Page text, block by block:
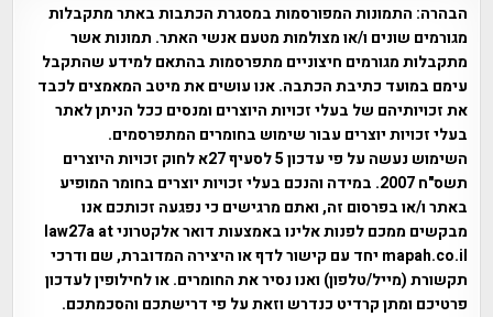
הבהרה: התמונות המפורסמות במסגרת הכתבות באתר מתקבלות
מגורמים שונים ו/או מצולמות מטעם אנשי האתר. תמונות אשר
מתקבלות מגורמים חיצוניים מתפרסמות בהתאם למידע שהתקבל
עימם במועד כתיבת הכתבה. אנו עושים את מיטב המאמצים לכבד
את זכויותיהם של בעלי זכויות היוצרים ומנסים ככל הניתן לאתר
בעלי זכויות יוצרים עבור שימוש בחומרים המתפרסמים.
השימוש נעשה על פי עדכון 5 לסעיף 27א לחוק זכויות היוצרים
תשס"ח 2007. במידה והנכם בעלי זכויות יוצרים בחומר המופיע
באתר ו/או בפרסום זה, ואתם מרגישים כי נפגעה זכותכם אנו
מבקשים ממכם לפנות אלינו באמצעות דואר אלקטרוני law27a at
mapah.co.il יחד עם קישור לדף או היצירה המדוברת, שם ודרכי
תקשורת (מייל/טלפון) ואנו נסיר את החומרים. או לחילופין לעדכון
פרטיכם ומתן קרדיט כנדרש וזאת על פי דרישתכם והסכמתכם.